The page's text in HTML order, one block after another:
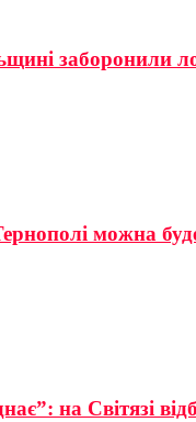
заборонили
можна
на Світязі